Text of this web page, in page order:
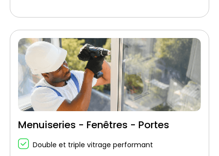
Menuiseries - Fenêtres - Portes
Double et triple vitrage performant